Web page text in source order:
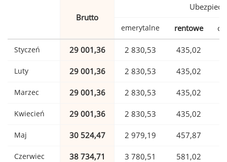
Brutto
emerytalne rentowe
Styczeń 29 001,36 2 830,53 435,02
Luty 29 001,36 2 830,53 435,02
Marzec 29 001,36 2 830,53 435,02
Kwiecień 29 001,36 2 830,53 435,02
Maj 30 524,47 2 979,19 457,87
Czerwiec 38 734,71 3 780,51 581,02